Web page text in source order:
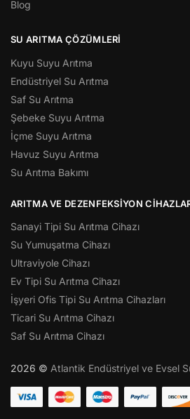
Blog
SU ARITMA ÇÖZÜMLERI
Kuyu Suyu Arıtma
Endüstriyel Su Arıtma
Saf Su Arıtma
Şebeke Suyu Arıtma
İçme Suyu Arıtma
Havuz Suyu Arıtma
Su Arıtma Bakımı
ARITMA VE DEZENFEKSIYON
Sanayi Tipi Su Arıtma Cihazı
Su Yumuşatma Cihazı
Ultraviyole Cihazı
Ev Tipi Su Arıtma Cihazı
İşyeri Ofis Tipi Su Arıtma Cihazları
Ticari Su Arıtma Cihazı
Saf Su Arıtma Cihazı
2026 © Atlantik Endüstriyel ve Evsel